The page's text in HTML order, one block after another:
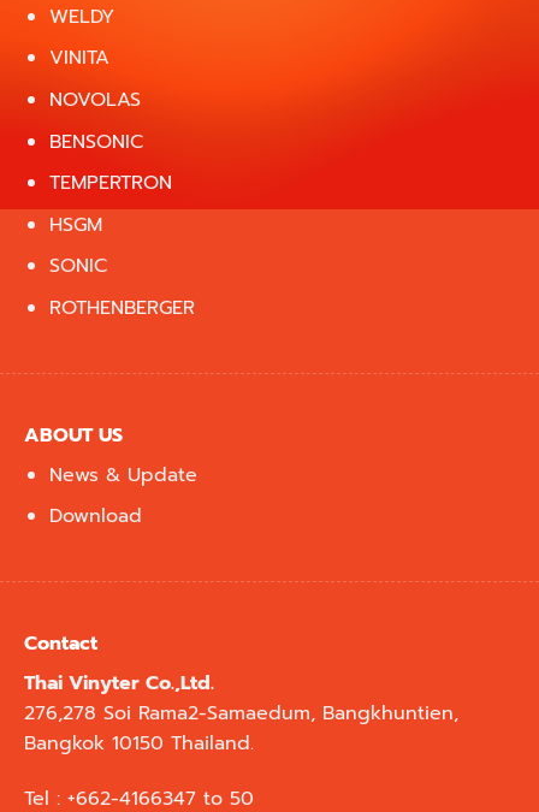
WELDY
VINITA
NOVOLAS
BENSONIC
TEMPERTRON
HSGM
SONIC
ROTHENBERGER
ABOUT US
News & Update
Download
Contact
Thai Vinyter Co.,Ltd.
276,278 Soi Rama2-Samaedum, Bangkhuntien,
Bangkok 10150 Thailand.
Tel : +662-4166347 to 50